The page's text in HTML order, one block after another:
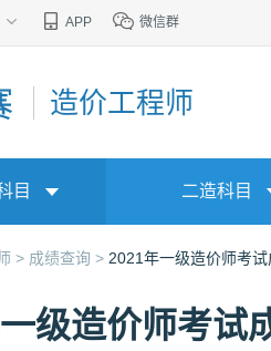
APP 微信群
造价工程师
目 二造科目
> 成绩查询 > 2021年一级造价师考试
级造价师考试